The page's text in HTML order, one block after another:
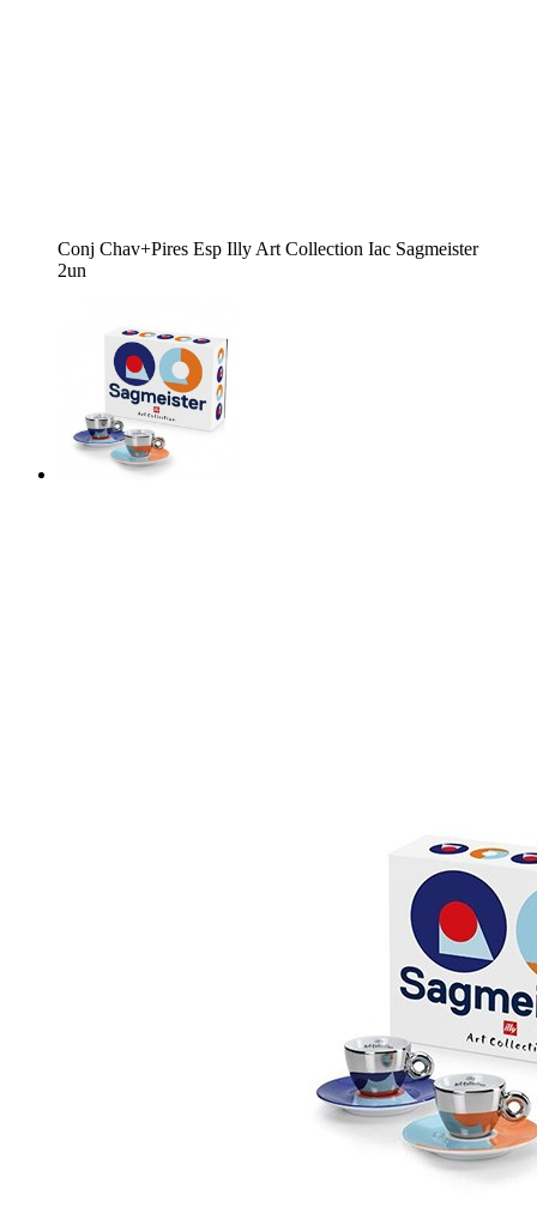
Conj Chav+Pires Esp Illy Art Collection Iac Sagmeister
2un